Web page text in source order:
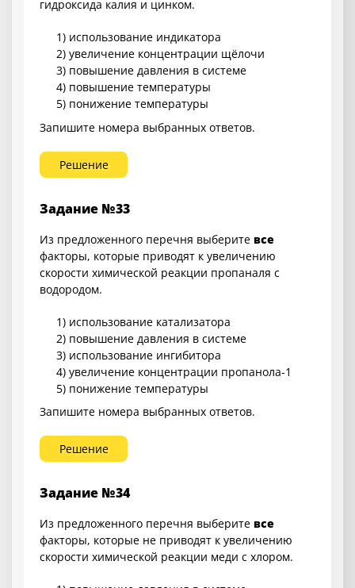
гидроксида калия и цинком.
1) использование индикатора
2) увеличение концентрации щёлочи
3) повышение давления в системе
4) повышение температуры
5) понижение температуры
Запишите номера выбранных ответов.
Решение
Задание №33
Из предложенного перечня выберите все
факторы, которые приводят к увеличению
скорости химической реакции пропаналя с
водородом.
1) использование катализатора
2) повышение давления в системе
3) использование ингибитора
4) увеличение концентрации пропанола-1
5) понижение температуры
Запишите номера выбранных ответов.
Решение
Задание №34
Из предложенного перечня выберите все
факторы, которые не приводят к увеличению
скорости химической реакции меди с хлором.